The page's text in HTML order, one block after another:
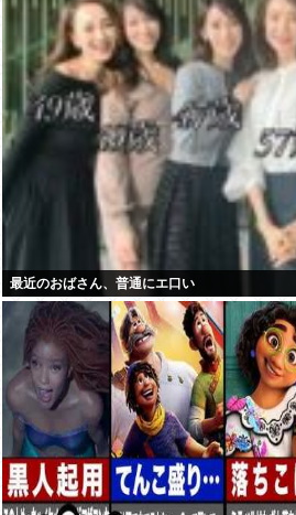
最近のおばさん、普通にエ口い